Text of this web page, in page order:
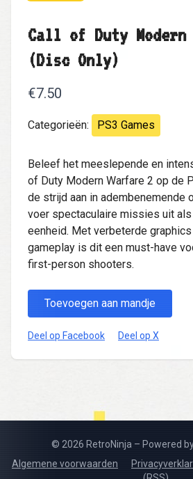
Call of Duty Modern
(Disc Only)
€7.50
Categorieën: PS3 Games
Beleef het meeslepende en
of Duty Modern Warfare 2 op de
de strijd aan in adembenemende
voer spectaculaire missies uit
eenheid. Met verbeterde
gameplay is dit een must-have
first-person shooters.
Toevoegen aan mandje
Deel op Facebook Deel op X
© 2026 RetroNinja – Powered
Algemene voorwaarden